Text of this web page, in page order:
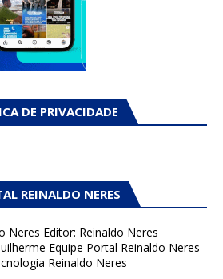
DE PRIVACIDADE
REINALDO NERES
Neres Editor: Reinaldo Neres
Equipe Portal Reinaldo Neres
Reinaldo Neres